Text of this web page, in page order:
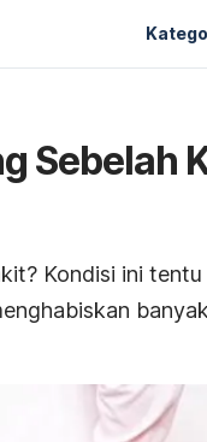
Sebelah
Kondisi ini